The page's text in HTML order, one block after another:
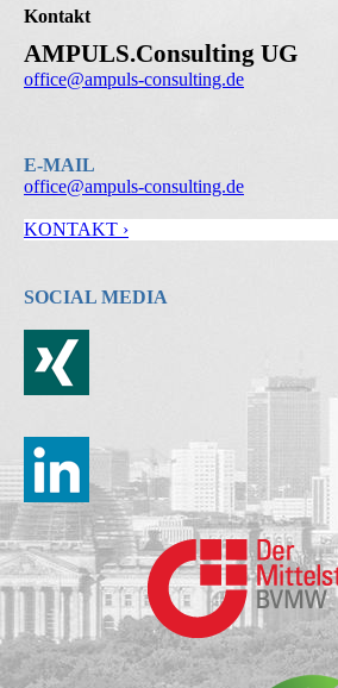
Kontakt
AMPULS.Consulting UG
office@ampuls-consulting.de
E-MAIL
office@ampuls-consulting.de
KONTAKT ›
SOCIAL MEDIA